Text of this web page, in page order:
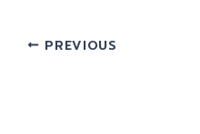
PREVIOUS